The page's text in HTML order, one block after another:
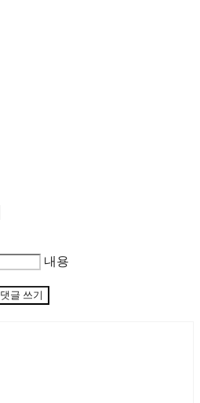
내용
댓글 쓰기